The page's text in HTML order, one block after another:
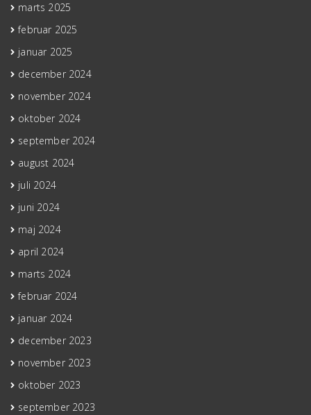
marts 2025
februar 2025
januar 2025
december 2024
november 2024
oktober 2024
september 2024
august 2024
juli 2024
juni 2024
maj 2024
april 2024
marts 2024
februar 2024
januar 2024
december 2023
november 2023
oktober 2023
september 2023